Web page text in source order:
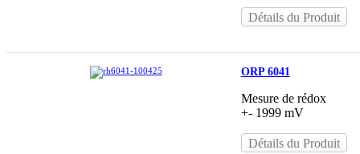
Détails du Produit
ORP 6041
Mesure de rédox
+- 1999 mV
Détails du Produit